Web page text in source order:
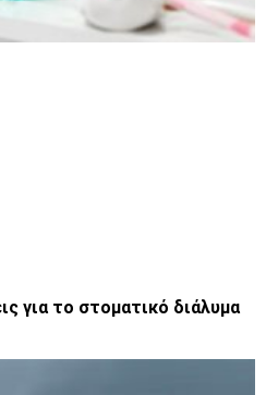
για το στοματικό διάλυμα